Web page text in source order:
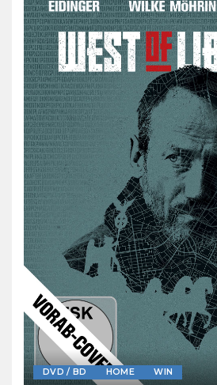
DVD / BD HOME WIN